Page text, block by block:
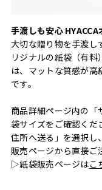
手渡しも安心
大切な贈り物を手渡し
リジナルの紙袋（有料
は、マットな質感が高
です。
商品詳細ページ内の
袋サイズをご確認くだ
住所へ送る」を選択し
販売ページから直接ご
▷紙袋販売ページはこ